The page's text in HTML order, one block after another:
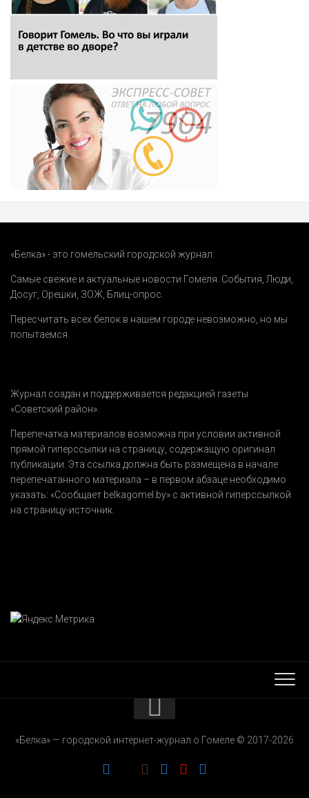
«Белка» - это гомельский городской журнал.
Самые свежие и актуальные новости Гомеля. События,Люди,
Досуг, Орешки, ЗОЖ, Блиц-опрос.
Пересчитать всех белок в нашем городе невозможно, но мы
попытаемся.
Журнал создан и поддерживается редакцией газеты
«Советский район».
Перепечатка материалов возможна при условии активной
прямой гиперссылки на страницу, содержащую оригинал
публикации. Эта ссылка должна быть размещена в начале
перепечатанного материала – в первом абзаце необходимо
указать: «Сообщает belkagomel.by» с активной гиперссылкой
на страницу-источник.
РЕКЛАМОДАТЕЛЯМ
«Белка» — городской интернет-журнал о Гомеле © 2017-2026